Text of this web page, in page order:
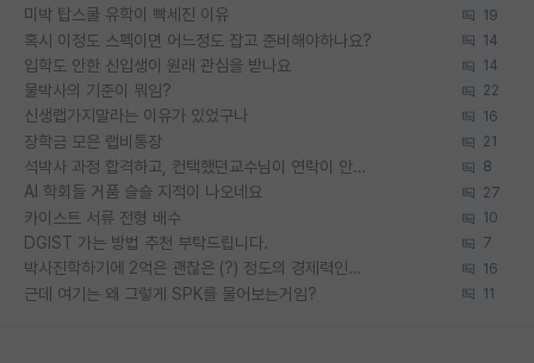
미박 탑스쿨 유학이 빡세진 이유 19
혹시 이정도 스펙이면 어느정도 잡고 준비해야하나요? 14
입학도 안한 신입생이 원래 관심을 받나요 14
물박사의 기준이 뭐임? 22
신생랩가지말라는 이유가 있었구나 16
장학금 모은 랩비통장 21
석박사 과정 합격하고, 컨택했던교수님이 연락이 안됩니다... 8
AI 학회들 거품 슬슬 지적이 나오네요 27
카이스트 서류 전형 배수 10
DGIST 가는 방법 추천 부탁드립니다. 7
박사진학하기에 2억은 괜찮은 (?) 정도의 경제력인가요 16
근데 여기는 왜 그렇게 SPK를 물어보는거임? 11